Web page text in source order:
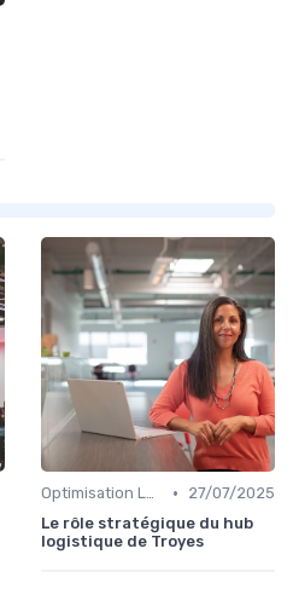
Optimisation Logistique •
27/07/2025
Le rôle stratégique du hub
logistique de Troyes